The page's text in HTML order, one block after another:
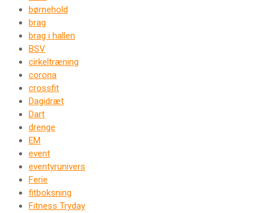
børnehold
brag
brag i hallen
BSV
cirkeltræning
corona
crossfit
Dagidræt
Dart
drenge
EM
event
eventyrunivers
Ferie
fitboksning
Fitness Tryday